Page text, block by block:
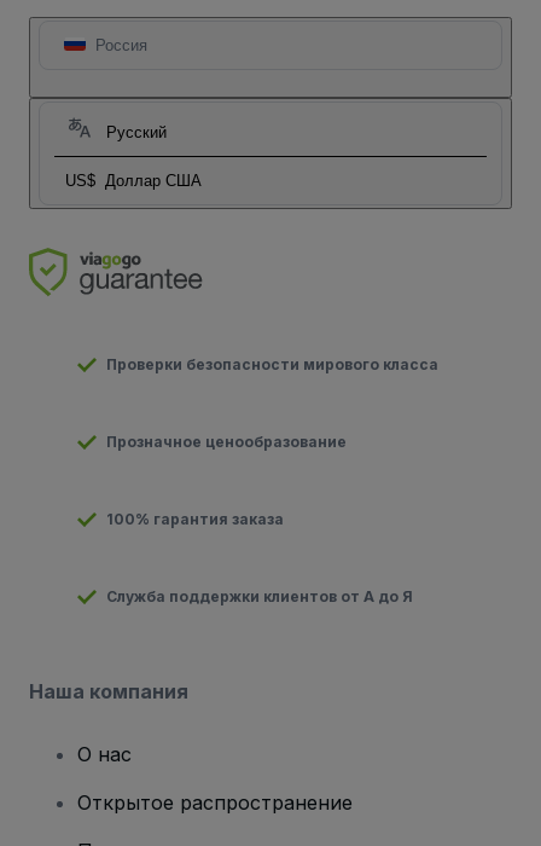
Россия
Русский
US$ Доллар США
Проверки безопасности мирового класса
Прозначное ценообразование
100% гарантия заказа
Служба поддержки клиентов от А до Я
Наша компания
О нас
Открытое распространение